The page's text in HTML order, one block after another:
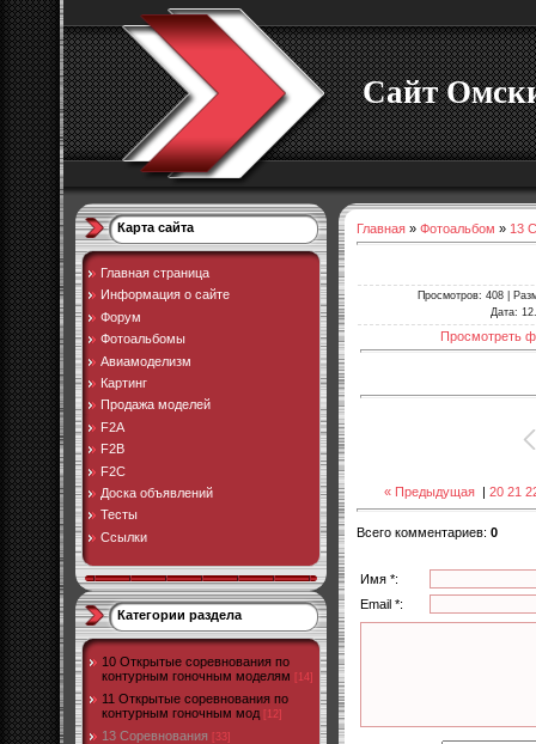
Сайт
Карта сайта
Главная страница
Информация о сайте
Форум
Фотоальбомы
Авиамоделизм
Картинг
Продажа моделей
F2A
F2B
F2C
Доска объявлений
Тесты
Ссылки
Категории раздела
10 Открытые соревнования по
контурным гоночным моделям
[14]
11 Открытые соревнования по
контурным гоночным мод
[12]
13 Соревнования [33]
Главная » Фотоальбом » 13
Просмотров: 408 |
Дата:
Просмотреть
« Предыдущая | 20 21
Всего комментариев: 0
Имя *:
Email *: